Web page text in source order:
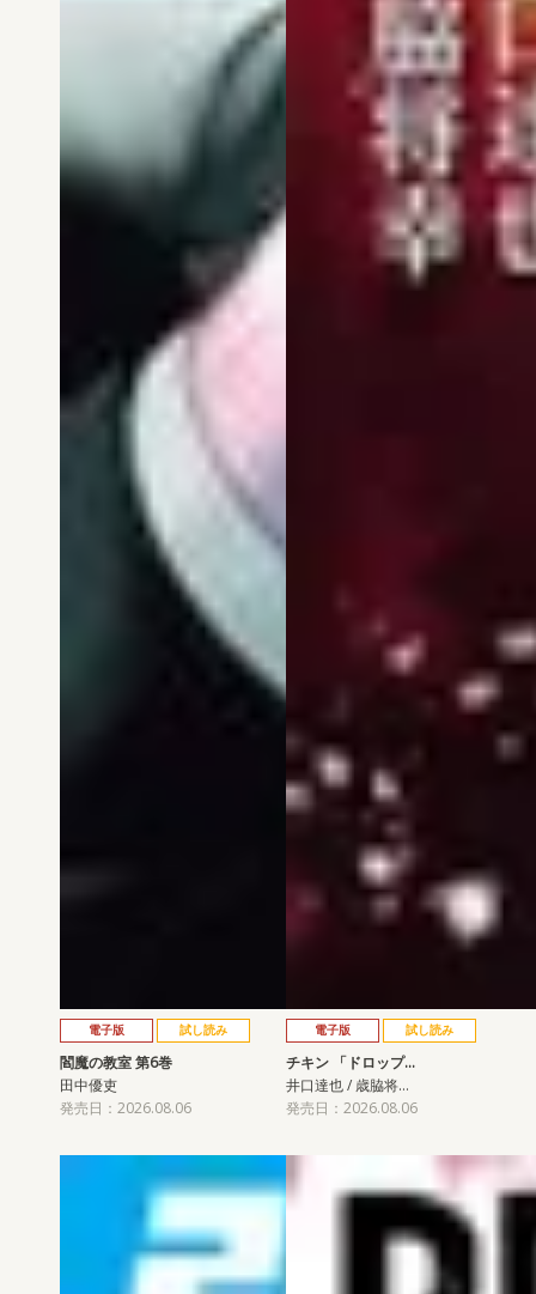
電子版 試し読み
閻魔の教室 第6巻
田中優吏
発売日：2026.08.06
電子版 試し読み
チキン 「ドロップ…
井口達也 / 歳脇将…
発売日：2026.08.06